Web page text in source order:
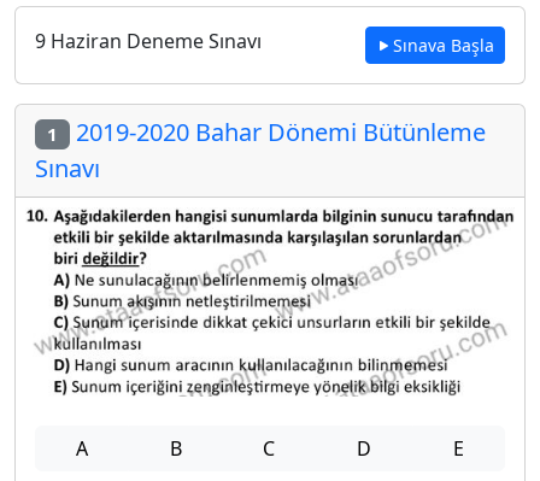
9 Haziran Deneme Sınavı Sınava Başla
1 2019-2020 Bahar Dönemi Bütünleme
Sınavı
A B C D E